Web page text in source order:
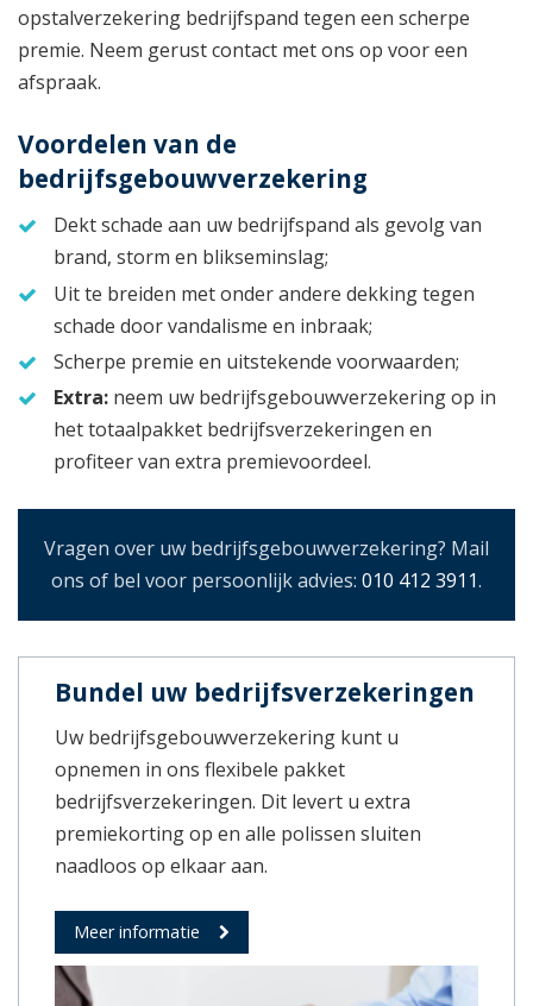
opstalverzekering bedrijfspand tegen een scherpe
premie. Neem gerust contact met ons op voor een
afspraak.
Voordelen van de
bedrijfsgebouwverzekering
Dekt schade aan uw bedrijfspand als gevolg van
brand, storm en blikseminslag;
Uit te breiden met onder andere dekking tegen
schade door vandalisme en inbraak;
Scherpe premie en uitstekende voorwaarden;
Extra: neem uw bedrijfsgebouwverzekering op in
het totaalpakket bedrijfsverzekeringen en
profiteer van extra premievoordeel.
Vragen over uw bedrijfsgebouwverzekering? Mail
ons of bel voor persoonlijk advies: 010 412 3911.
Bundel uw bedrijfsverzekeringen
Uw bedrijfsgebouwverzekering kunt u
opnemen in ons flexibele pakket
bedrijfsverzekeringen. Dit levert u extra
premiekorting op en alle polissen sluiten
naadloos op elkaar aan.
Meer informatie